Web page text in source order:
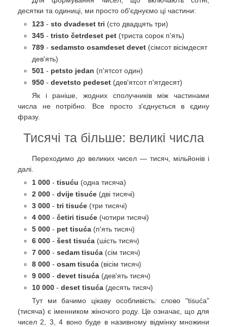
десятки та одиниці, ми просто об'єднуємо ці частини:
123 - sto dvadeset tri (сто двадцять три)
345 - tristo četrdeset pet (триста сорок п'ять)
789 - sedamsto osamdeset devet (сімсот вісімдесят
дев'ять)
501 - petsto jedan (п'ятсот один)
950 - devetsto pedeset (дев'ятсот п'ятдесят)
Як і раніше, жодних сполучників між частинами
числа не потрібно. Все просто з'єднується в єдину
фразу.
Тисячі та більше: великі числа
Переходимо до великих чисел — тисяч, мільйонів і
далі.
1 000 - tisuću (одна тисяча)
2 000 - dvije tisuće (дві тисячі)
3 000 - tri tisuće (три тисячі)
4 000 - četiri tisuće (чотири тисячі)
5 000 - pet tisuća (п'ять тисяч)
6 000 - šest tisuća (шість тисяч)
7 000 - sedam tisuća (сім тисяч)
8 000 - osam tisuća (вісім тисяч)
9 000 - devet tisuća (дев'ять тисяч)
10 000 - deset tisuća (десять тисяч)
Тут ми бачимо цікаву особливість: слово "tisuća"
(тисяча) є іменником жіночого роду. Це означає, що для
чисел 2, 3, 4 воно буде в називному відмінку множини